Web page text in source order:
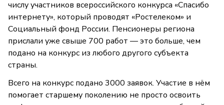
числу участников всероссийского конкурса «Спасибо
интернету», который проводят «Ростелеком» и
Социальный фонд России. Пенсионеры региона
прислали уже свыше 700 работ — это больше, чем
подано на конкурс из любого другого субъекта
страны.
Всего на конкурс подано 3000 заявок. Участие в нём
помогает старшему поколению не просто освоить